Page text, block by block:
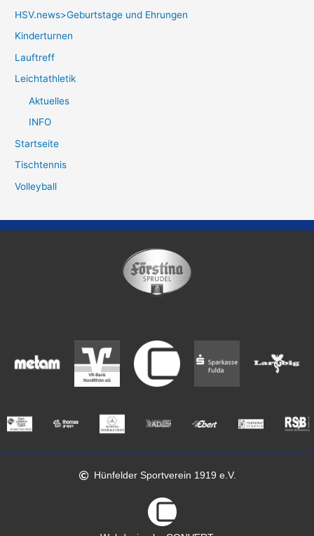
HSV.news>Geburtstage und Ehrungen
Kinderturnen
Lauftreff
Leichtathletik
Aktuelles
INFO
Startseite
Tischtennis
Volleyball
Hünfelder Sportverein 1919 e.V.